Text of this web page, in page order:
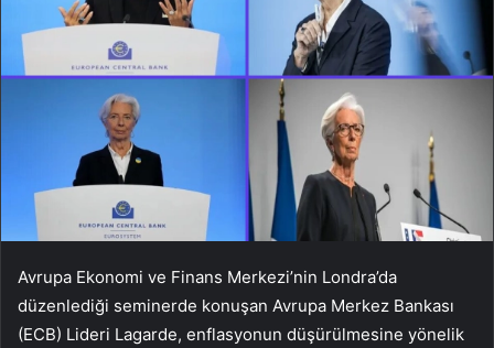
Avrupa Ekonomi ve Finans Merkezi’nin Londra’da
düzenlediği seminerde konuşan Avrupa Merkez Bankası
(ECB) Lideri Lagarde, enflasyonun düşürülmesine yönelik